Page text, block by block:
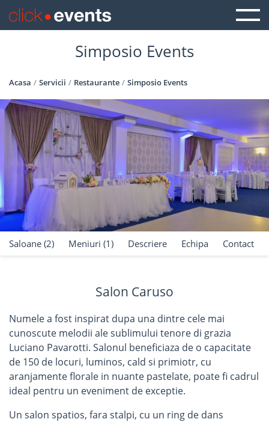
Simposio Events
Acasa Servicii Restaurante Simposio Events
Saloane (2) Meniuri (1) Descriere Echipa Contact
Salon Caruso
Numele a fost inspirat dupa una dintre cele mai
cunoscute melodii ale sublimului tenore di grazia
Luciano Pavarotti. Salonul beneficiaza de o capacitate
de 150 de locuri, luminos, cald si primiotr, cu
aranjamente florale in nuante pastelate, poate fi cadrul
ideal pentru un eveniment de exceptie.
Un salon spatios, fara stalpi, cu un ring de dans